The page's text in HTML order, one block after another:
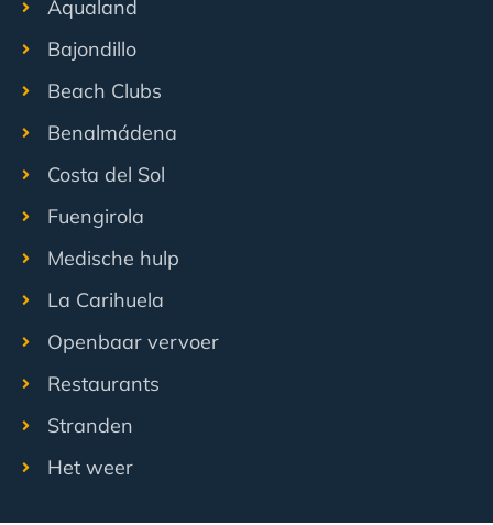
Aqualand
Bajondillo
Beach Clubs
Benalmádena
Costa del Sol
Fuengirola
Medische hulp
La Carihuela
Openbaar vervoer
Restaurants
Stranden
Het weer